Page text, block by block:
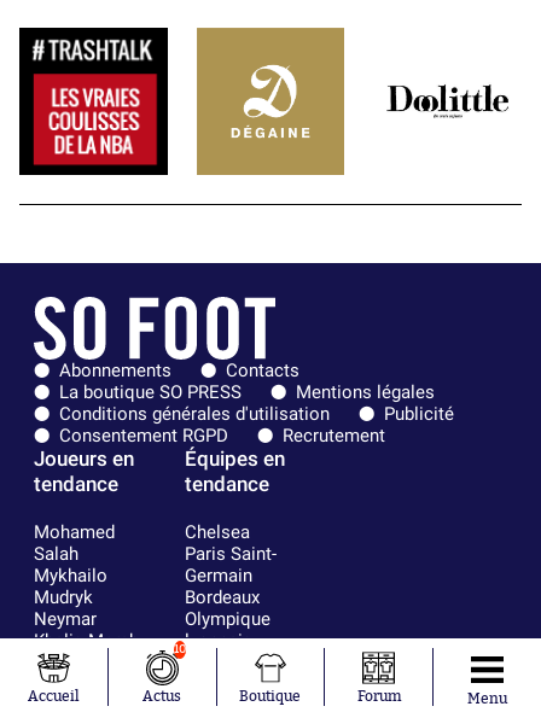
Abonnements
Contacts
La boutique SO PRESS
Mentions légales
Conditions générales d'utilisation
Publicité
Consentement RGPD
Recrutement
Joueurs en
tendance
Mohamed
Salah
Mykhailo
Mudryk
Neymar
Khalis Merah
Loïs Openda
Moussa
Niakhaté
Équipes en
tendance
Chelsea
Paris Saint-
Germain
Bordeaux
Olympique
lyonnais
FIFA
Real Madrid
RC Strasbourg
Accueil
10
Actus Boutique Forum Menu